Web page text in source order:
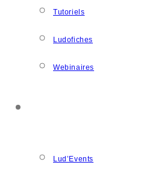
Tutoriels
Ludofiches
Webinaires
Lud’Events